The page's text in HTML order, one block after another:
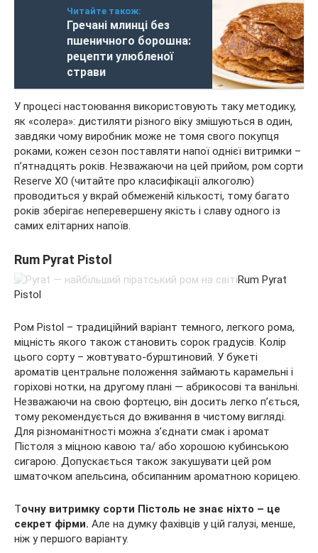
Читайте також:
Гречані млинці без
пшеничного борошна:
рецепти улюбленої
страви
У процесі настоювання використовують таку методику,
як «солера»: дистиляти різного віку змішуються в один,
завдяки чому виробник може не томя свого покупця
роками, кожен сезон поставляти напої однієї витримки –
п’ятнадцять років. Незважаючи на цей прийом, ром сорти
Reserve XO (читайте про класифікації алкоголю)
проводиться у вкрай обмеженій кількості, тому багато
років зберігає неперевершену якість і славу одного із
самих елітарних напоїв.
Rum Pyrat Pistol
Rum Pyrat
Pistol
Ром Pistol – традиційний варіант темного, легкого рома,
міцність якого також становить сорок градусів. Колір
цього сорту – жовтувато-бурштиновий. У букеті
ароматів центральне положення займають карамельні і
горіхові нотки, на другому плані — абрикосові та ванільні.
Незважаючи на свою фортецю, він досить легко п’ється,
тому рекомендується до вживання в чистому вигляді.
Для різноманітності можна з’єднати смак і аромат
Пістоля з міцною кавою та/ або хорошою кубинською
сигарою. Допускається також закушувати цей ром
шматочком апельсина, обсипанним ароматною корицею.
Точну витримку сорти Пістоль не знає ніхто – це
секрет фірми. Але на думку фахівців у цій галузі, менше,
ніж у першого варіанту.